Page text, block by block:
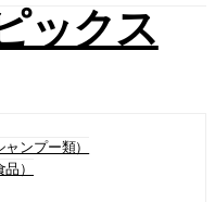
ックス
ンプー類）
）